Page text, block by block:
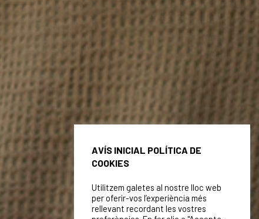
AVÍS INICIAL POLÍTICA DE
COOKIES
Utilitzem galetes al nostre lloc web
per oferir-vos l’experiència més
rellevant recordant les vostres